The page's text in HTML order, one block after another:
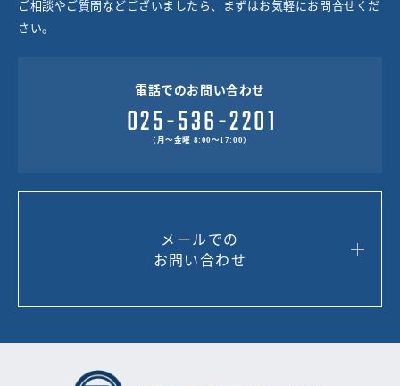
ご相談やご質問などございましたら、まずはお気軽にお問合せくだ
さい。
電話でのお問い合わせ
（月～金曜 8:00～17:00）
メールでの
お問い合わせ